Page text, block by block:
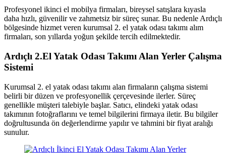
Profesyonel ikinci el mobilya firmaları, bireysel satışlara kıyasla
daha hızlı, güvenilir ve zahmetsiz bir süreç sunar. Bu nedenle Ardıçlı
bölgesinde hizmet veren kurumsal 2. el yatak odası takımı alım
firmaları, son yıllarda yoğun şekilde tercih edilmektedir.
Ardıçlı 2.El Yatak Odası Takımı Alan Yerler Çalışma
Sistemi
Kurumsal 2. el yatak odası takımı alan firmaların çalışma sistemi
belirli bir düzen ve profesyonellik çerçevesinde ilerler. Süreç
genellikle müşteri talebiyle başlar. Satıcı, elindeki yatak odası
takımının fotoğraflarını ve temel bilgilerini firmaya iletir. Bu bilgiler
doğrultusunda ön değerlendirme yapılır ve tahmini bir fiyat aralığı
sunulur.